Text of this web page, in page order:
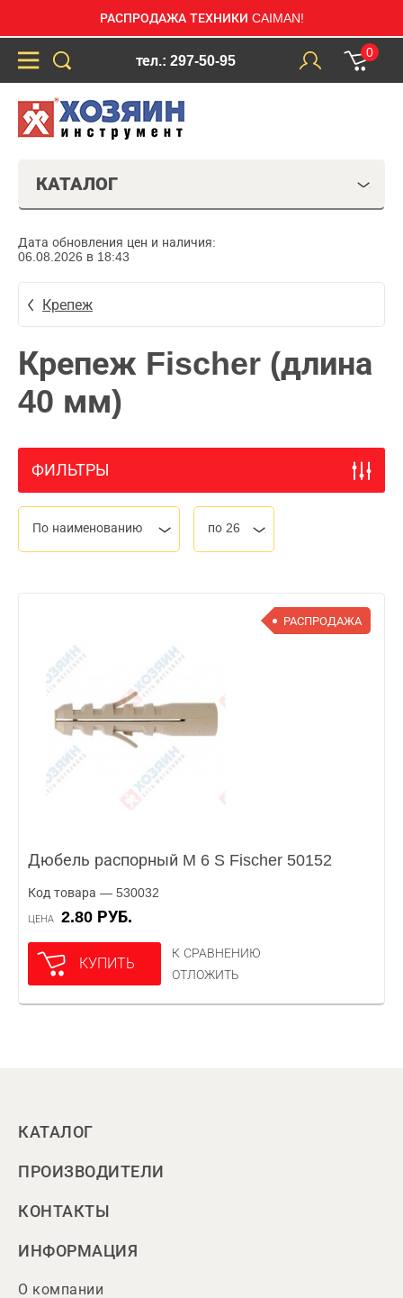
РАСПРОДАЖА ТЕХНИКИ CAIMAN!
тел.: 297-50-95
0
КАТАЛОГ
Дата обновления цен и наличия:
06.08.2026 в 18:43
Крепеж
Крепеж Fischer (длина
40 мм)
ФИЛЬТРЫ
По наименованию по 26
РАСПРОДАЖА
Дюбель распорный M 6 S Fischer 50152
Код товара — 530032
ЦЕНА 2.80 РУБ.
КУПИТЬ
К СРАВНЕНИЮ
ОТЛОЖИТЬ
КАТАЛОГ
ПРОИЗВОДИТЕЛИ
КОНТАКТЫ
ИНФОРМАЦИЯ
О компании